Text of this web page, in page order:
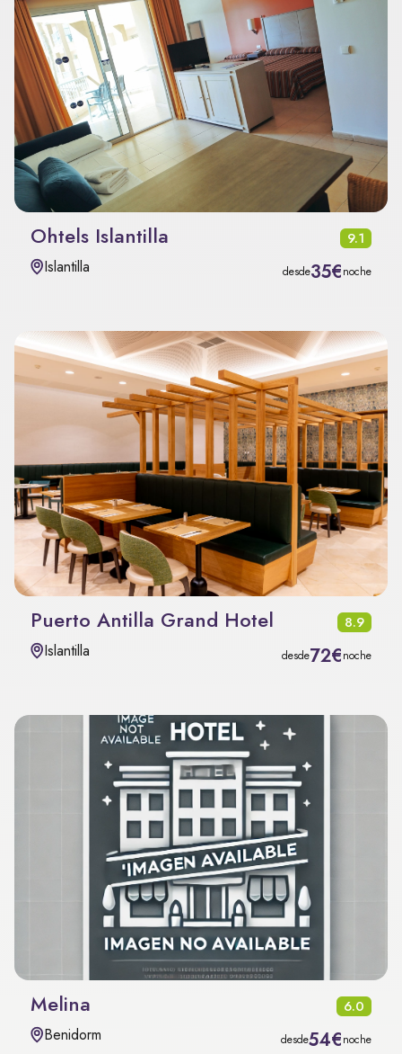
Ohtels Islantilla 9.1
Islantilla desde35€noche
Puerto Antilla Grand Hotel 8.9
Islantilla desde72€noche
Melina 6.0
Benidorm desde54€noche